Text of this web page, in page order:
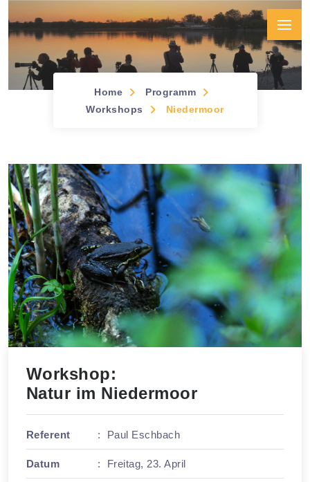
Workshops &
Home
Programm
Workshops
Niedermoor
Workshop:
Natur im Niedermoor
Referent : Paul Eschbach
Datum : Freitag, 23. April